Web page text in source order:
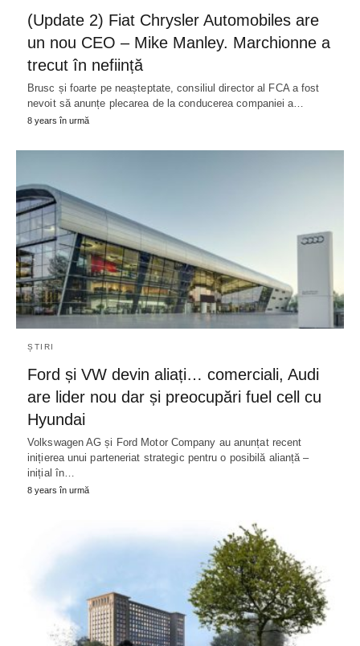
(Update 2) Fiat Chrysler Automobiles are
un nou CEO – Mike Manley. Marchionne a
trecut în neființă
Brusc și foarte pe neașteptate, consiliul director al FCA a fost
nevoit să anunțe plecarea de la conducerea companiei a…
8 years în urmă
ȘTIRI
Ford și VW devin aliați… comerciali, Audi
are lider nou dar și preocupări fuel cell cu
Hyundai
Volkswagen AG și Ford Motor Company au anunțat recent
inițierea unui parteneriat strategic pentru o posibilă alianță –
inițial în…
8 years în urmă